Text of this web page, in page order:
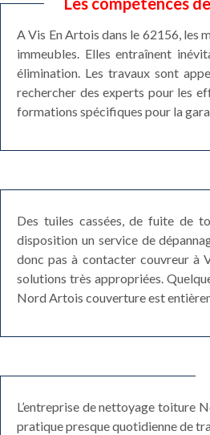
A Vis En Artois dans le 62156, les
immeubles. Elles entraînent
élimination. Les travaux sont
rechercher des experts pour les
formations spécifiques pour la
Des tuiles cassées, de fuite de
disposition un service de
donc pas à contacter couvreur à
solutions très appropriées.
Nord Artois couverture est
L’entreprise de nettoyage toiture
pratique presque quotidienne de